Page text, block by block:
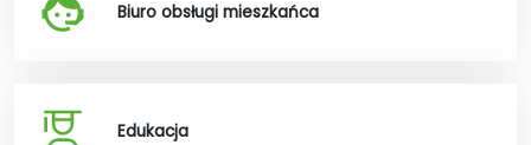
Biuro obsługi mieszkańca
Edukacja